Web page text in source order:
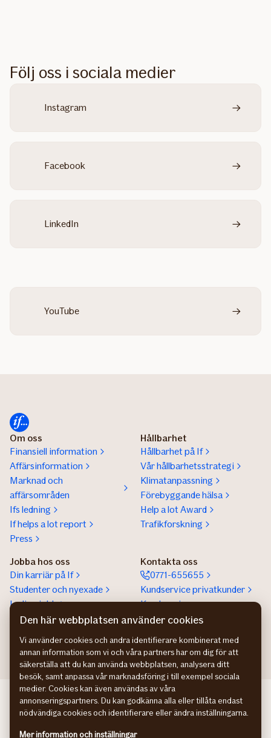
Följ oss i sociala medier
Instagram
Facebook
LinkedIn
YouTube
Om oss
Finansiell information
Affärsinformation
Marknad och
affärsområden
Ifs ledning
If helps a lot report
Press
Hållbarhet
Hållbarhet på If
Vår hållbarhetsstrategi
Klimatanpassning
Förebyggande hälsa
Help a lot Award
Trafikforskning
Jobba hos oss
Din karriär på If
Studenter och nyexade
Lediga jobb
Kontakta oss
0771-655655
Kundservice privatkunder
Kundservice
företagskunder
If Skadeforsikring NO
If Skadeforsikring DK
Den här webbplatsen använder cookies
Vi använder cookies och andra identifierare kombinerat med
annan information som vi och våra partners har om dig för att
säkerställa att du kan använda webbplatsen, analysera ditt
besök, samt anpassa vår marknadsföring i till exempel sociala
medier. Cookies kan även användas av våra
annonseringspartners. Du kan godkänna alla eller tillåta endast
nödvändiga cookies och identifierare eller ändra inställningarna.
Mer information och inställningar